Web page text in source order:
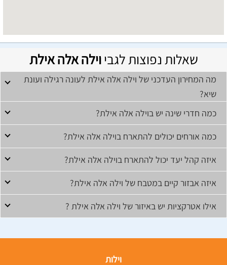
שאלות נפוצות לגביוילה אלה אילת
מה המחירון העדכני של וילה אלה אילת לעונה רגילה ועונת
שיא?
כמה חדרי שינה יש בוילה אלה אילת?
כמה אורחים יכולים להתארח בוילה אלה אילת?
איזה קהל יעד יכול להתארח בוילה אלה אילת?
איזה אבזור קיים במטבח של וילה אלה אילת?
אילו אטרקציות יש באיזור של וילה אלה אילת ?
וילות